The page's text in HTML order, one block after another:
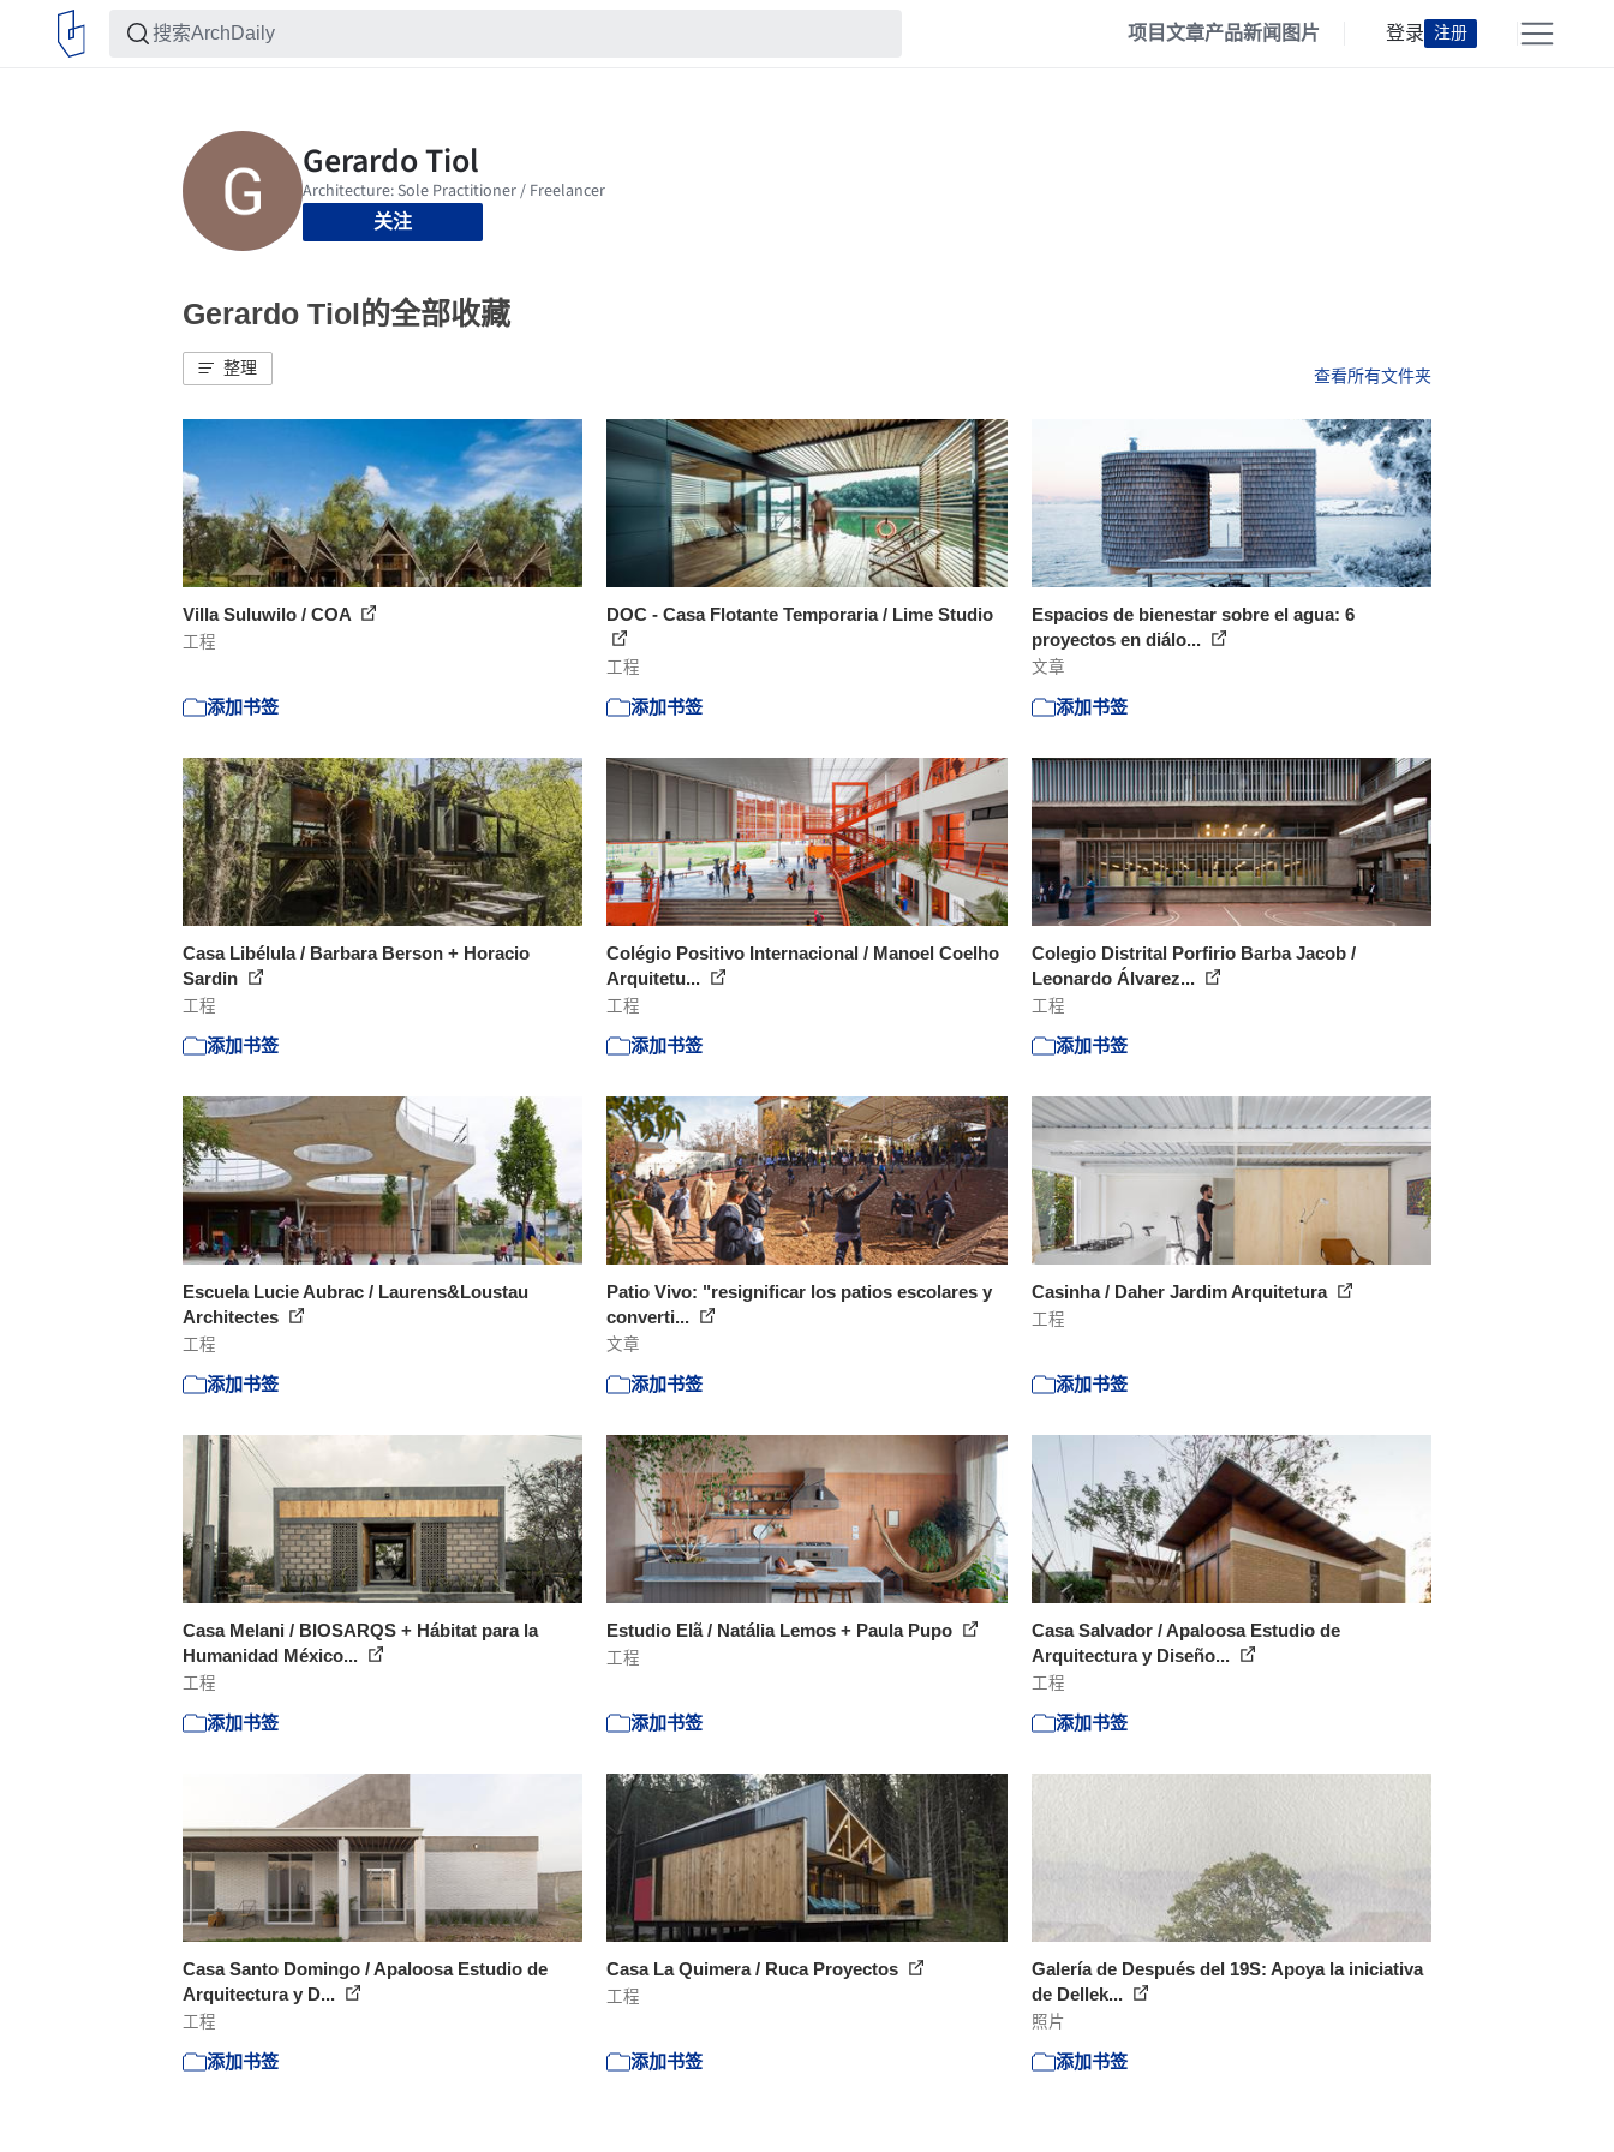
项目文章产品新闻 图片 登录 注册
关注
Gerardo Tiol的全部收藏
整理 查看所有文件夹
Villa Suluwilo / COA
工程
添加书签
DOC - Casa Flotante Temporaria / Lime Studio
工程
添加书签
Espacios de bienestar sobre el agua: 6
proyectos en diálo...
文章
添加书签
Casa Libélula / Barbara Berson + Horacio
Sardin
工程
添加书签
Colégio Positivo Internacional / Manoel Coelho
Arquitetu...
工程
添加书签
Colegio Distrital Porfirio Barba Jacob /
Leonardo Álvarez...
工程
添加书签
Escuela Lucie Aubrac / Laurens&Loustau
Architectes
工程
添加书签
Patio Vivo: "resignificar los patios escolares y
converti...
文章
添加书签
Casinha / Daher Jardim Arquitetura
工程
添加书签
Casa Melani / BIOSARQS + Hábitat para la
Humanidad México...
工程
添加书签
Estudio Elã / Natália Lemos + Paula Pupo
工程
添加书签
Casa Salvador / Apaloosa Estudio de
Arquitectura y Diseño...
工程
添加书签
Casa Santo Domingo / Apaloosa Estudio de
Arquitectura y D...
工程
添加书签
Casa La Quimera / Ruca Proyectos
工程
添加书签
Galería de Después del 19S: Apoya la iniciativa
de Dellek...
照片
添加书签